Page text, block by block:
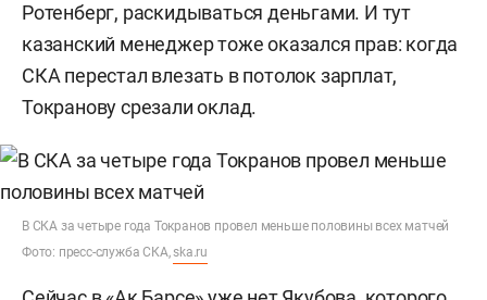
Ротенберг, раскидываться деньгами. И тут
казанский менеджер тоже оказался прав: когда
СКА перестал влезать в потолок зарплат,
Токранову срезали оклад.
В СКА за четыре года Токранов провел меньше половины всех матчей
Фото: пресс-служба СКА,ska.ru